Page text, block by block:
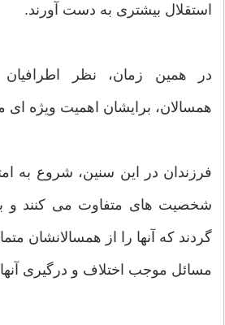
استقلال بیشتری به دست آورند.
در همین زمان، نظر
همسالان، برایشان اهمیت ویژه ای
فرزندان در این سنین، شروع به
شخصیت های متفاوت می کنند و
گردند که آنها را از همسالانشان
مسائل موجب اختلاف و درگیری